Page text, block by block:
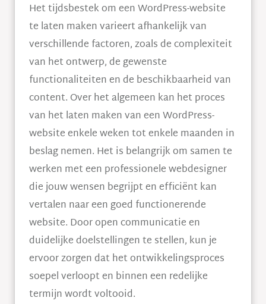
Het tijdsbestek om een WordPress-website
te laten maken varieert afhankelijk van
verschillende factoren, zoals de complexiteit
van het ontwerp, de gewenste
functionaliteiten en de beschikbaarheid van
content. Over het algemeen kan het proces
van het laten maken van een WordPress-
website enkele weken tot enkele maanden in
beslag nemen. Het is belangrijk om samen te
werken met een professionele webdesigner
die jouw wensen begrijpt en efficiënt kan
vertalen naar een goed functionerende
website. Door open communicatie en
duidelijke doelstellingen te stellen, kun je
ervoor zorgen dat het ontwikkelingsproces
soepel verloopt en binnen een redelijke
termijn wordt voltooid.